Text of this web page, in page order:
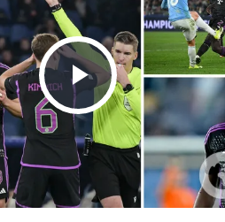
Play Video